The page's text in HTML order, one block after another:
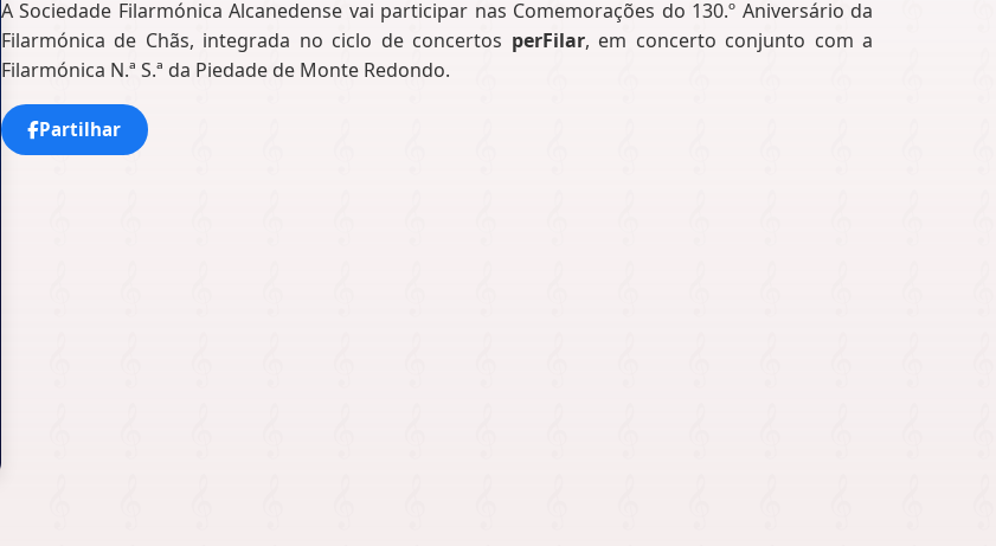
A Sociedade Filarmónica Alcanedense vai participar nas Comemorações do 130.º Aniversário da
Filarmónica de Chãs, integrada no ciclo de concertos perFilar, em concerto conjunto com a
Filarmónica N.ª S.ª da Piedade de Monte Redondo.
Partilhar